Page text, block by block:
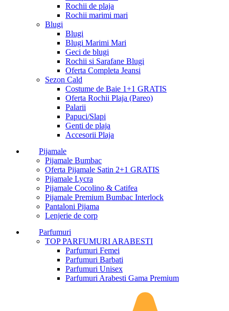
Rochii de plaja
Rochii marimi mari
Blugi
Blugi
Blugi Marimi Mari
Geci de blugi
Rochii si Sarafane Blugi
Oferta Completa Jeansi
Sezon Cald
Costume de Baie 1+1 GRATIS
Oferta Rochii Plaja (Pareo)
Palarii
Papuci/Slapi
Genti de plaja
Accesorii Plaja
Pijamale
Pijamale Bumbac
Oferta Pijamale Satin 2+1 GRATIS
Pijamale Lycra
Pijamale Cocolino & Catifea
Pijamale Premium Bumbac Interlock
Pantaloni Pijama
Lenjerie de corp
Parfumuri
TOP PARFUMURI ARABESTI
Parfumuri Femei
Parfumuri Barbati
Parfumuri Unisex
Parfumuri Arabesti Gama Premium